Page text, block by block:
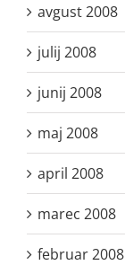
avgust 2008
julij 2008
junij 2008
maj 2008
april 2008
marec 2008
februar 2008